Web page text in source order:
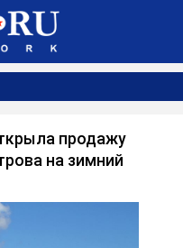
продажу
на зимний